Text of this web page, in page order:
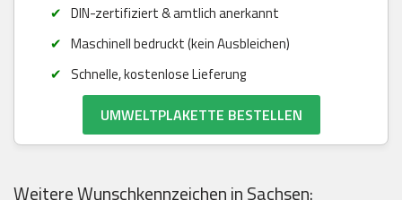
DIN-zertifiziert & amtlich anerkannt
Maschinell bedruckt (kein Ausbleichen)
Schnelle, kostenlose Lieferung
UMWELTPLAKETTE BESTELLEN
Weitere Wunschkennzeichen in Sachsen: